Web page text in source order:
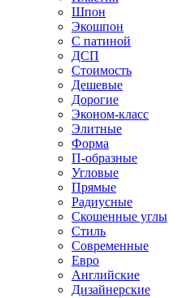
Шпон
Экошпон
С патиной
ДСП
Стоимость
Дешевые
Дорогие
Эконом-класс
Элитные
Форма
П-образные
Угловые
Прямые
Радиусные
Скошенные углы
Стиль
Современные
Евро
Английские
Дизайнерские